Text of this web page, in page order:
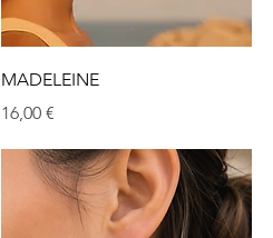
Aperçu rapide
MADELEINE
Prix
16,00 €